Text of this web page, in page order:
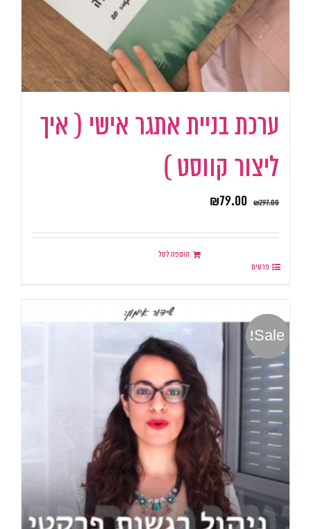
ערכת בניית אתגר אישי ( איך
ליצור קווסט )
₪297.00
₪79.00
הוספה לסל
פרטים
Sale!